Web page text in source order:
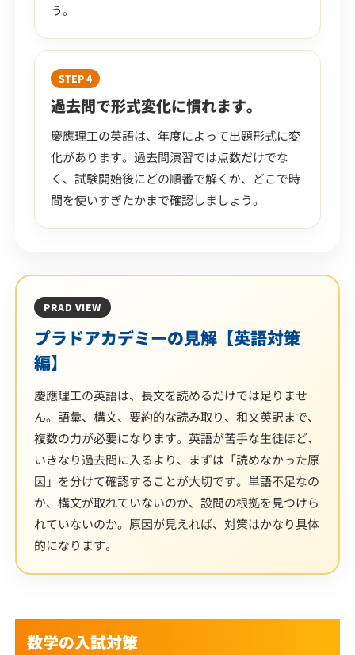
う。
STEP 4
過去問で形式変化に慣れます。
慶應理工の英語は、年度によって出題形式に変
化があります。過去問演習では点数だけでな
く、試験開始後にどの順番で解くか、どこで時
間を使いすぎたかまで確認しましょう。
PRAD VIEW
プラドアカデミーの見解【英語対策
編】
慶應理工の英語は、長文を読めるだけでは足りませ
ん。語彙、構文、要約的な読み取り、和文英訳まで、
複数の力が必要になります。英語が苦手な生徒ほど、
いきなり過去問に入るより、まずは「読めなかった原
因」を分けて確認することが大切です。単語不足なの
か、構文が取れていないのか、設問の根拠を見つけら
れていないのか。原因が見えれば、対策はかなり具体
的になります。
数学の入試対策